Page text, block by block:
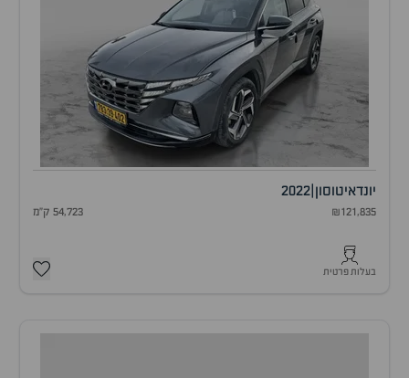
יונדאיטוסון 2022
₪121,835 54,723 ק"מ
בעלות פרטית